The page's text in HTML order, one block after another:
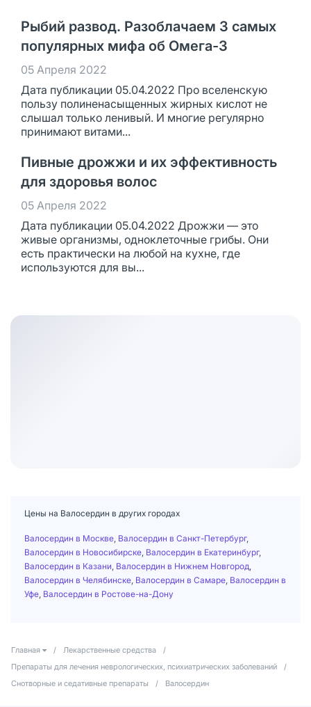
Рыбий развод. Разоблачаем 3 самых
популярных мифа об Омега-3
05 Апреля 2022
Дата публикации 05.04.2022 Про вселенскую
пользу полиненасыщенных жирных кислот не
слышал только ленивый. И многие регулярно
принимают витами...
Пивные дрожжи и их эффективность
для здоровья волос
05 Апреля 2022
Дата публикации 05.04.2022 Дрожжи — это
живые организмы, одноклеточные грибы. Они
есть практически на любой на кухне, где
используются для вы...
Цены на Валосердин в других городах
Валосердин в Москве Валосердин в Санкт-Петербург,
Валосердин в Новосибирске Валосердин в Екатеринбург,
Валосердин в Казани Валосердин в Нижнем Новгород
Валосердин в Челябинске Валосердин в Самаре Валосердин в
Уфе Валосердин в Ростове-на-Дону
Главная / Лекарственные средства
/
Препараты для лечения неврологических, психиатрических заболеваний
/
Снотворные и седативные препараты
/ Валосердин